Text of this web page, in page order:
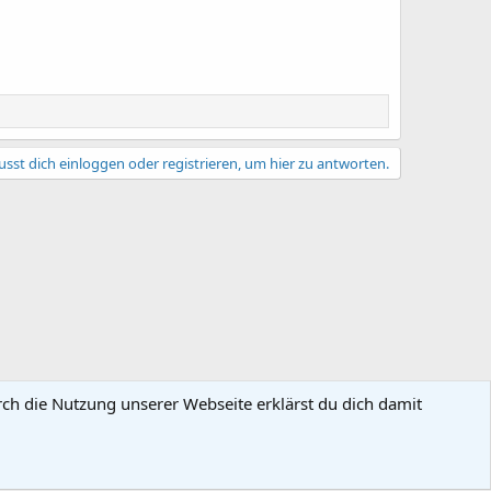
dich einloggen oder registrieren, um hier zu antworten.
die Nutzung unserer Webseite erklärst du dich damit